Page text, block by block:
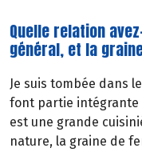
Quelle relation
général, et la
Je suis tombée dans
font partie intégrante
est une grande
nature, la graine de